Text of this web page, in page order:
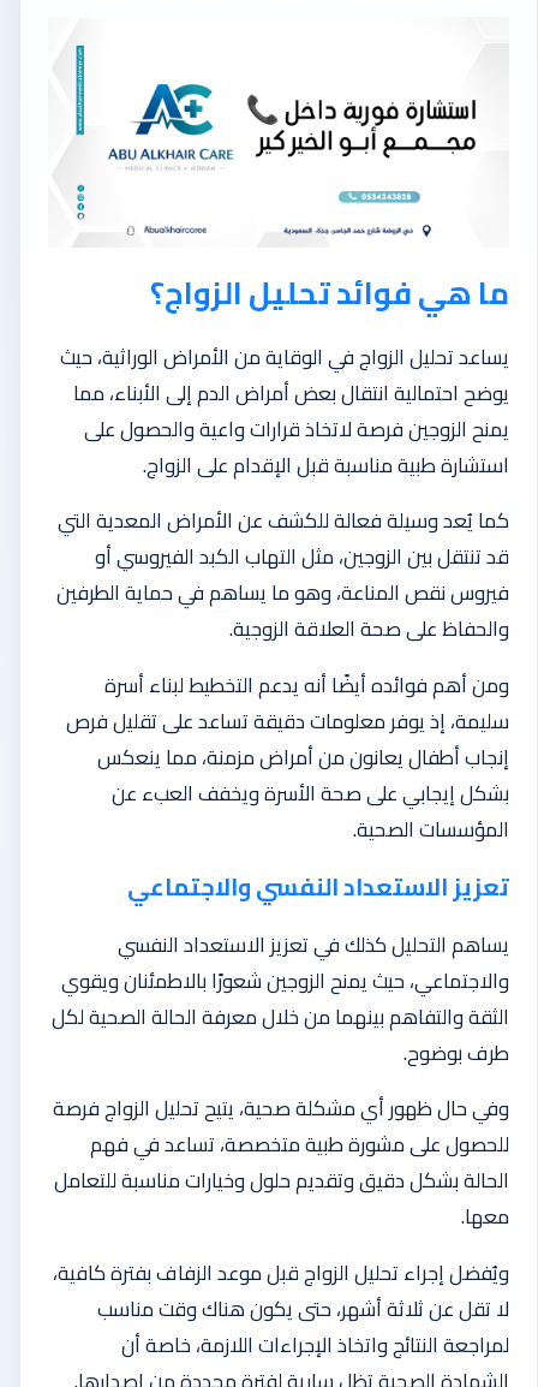
ما هي فوائد تحليل الزواج؟
يساعد تحليل الزواج في الوقاية من الأمراض الوراثية، حيث
يوضح احتمالية انتقال بعض أمراض الدم إلى الأبناء، مما
يمنح الزوجين فرصة لاتخاذ قرارات واعية والحصول على
استشارة طبية مناسبة قبل الإقدام على الزواج.
كما يُعد وسيلة فعالة للكشف عن الأمراض المعدية التي
قد تنتقل بين الزوجين، مثل التهاب الكبد الفيروسي أو
فيروس نقص المناعة، وهو ما يساهم في حماية الطرفين
والحفاظ على صحة العلاقة الزوجية.
ومن أهم فوائده أيضًا أنه يدعم التخطيط لبناء أسرة
سليمة، إذ يوفر معلومات دقيقة تساعد على تقليل فرص
إنجاب أطفال يعانون من أمراض مزمنة، مما ينعكس
بشكل إيجابي على صحة الأسرة ويخفف العبء عن
المؤسسات الصحية.
تعزيز الاستعداد النفسي والاجتماعي
يساهم التحليل كذلك في تعزيز الاستعداد النفسي
والاجتماعي، حيث يمنح الزوجين شعورًا بالاطمئنان ويقوي
الثقة والتفاهم بينهما من خلال معرفة الحالة الصحية لكل
طرف بوضوح.
وفي حال ظهور أي مشكلة صحية، يتيح تحليل الزواج فرصة
للحصول على مشورة طبية متخصصة، تساعد في فهم
الحالة بشكل دقيق وتقديم حلول وخيارات مناسبة للتعامل
معها.
ويُفضل إجراء تحليل الزواج قبل موعد الزفاف بفترة كافية،
لا تقل عن ثلاثة أشهر، حتى يكون هناك وقت مناسب
لمراجعة النتائج واتخاذ الإجراءات اللازمة، خاصة أن